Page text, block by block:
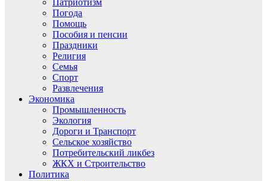
Патриотизм
Погода
Помощь
Пособия и пенсии
Праздники
Религия
Семья
Спорт
Развлечения
Экономика
Промышленность
Экология
Дороги и Транспорт
Сельское хозяйство
Потребительский ликбез
ЖКХ и Строительство
Политика